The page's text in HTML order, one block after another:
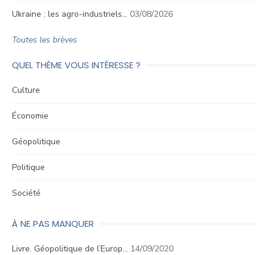
Ukraine : les agro-industriels… 03/08/2026
Toutes les brèves
QUEL THÈME VOUS INTÉRESSE ?
Culture
Économie
Géopolitique
Politique
Société
À NE PAS MANQUER
Livre. Géopolitique de l’Europ… 14/09/2020